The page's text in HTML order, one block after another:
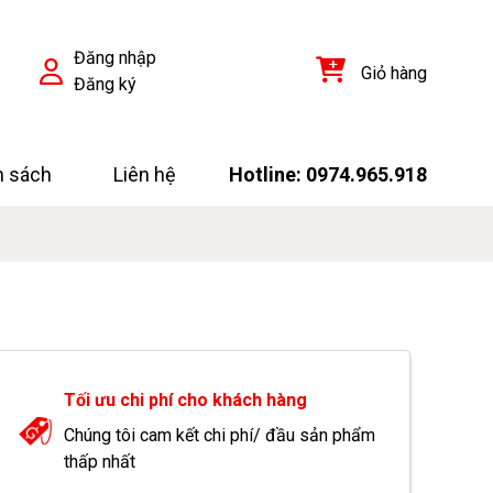
Đăng nhập
Đăng ký
Giỏ hàng
sách Liên hệ Hotline: 0974.965.918
Tối ưu chi phí cho khách hàng
Chúng tôi cam kết chi phí/ đầu sản phẩm
thấp nhất